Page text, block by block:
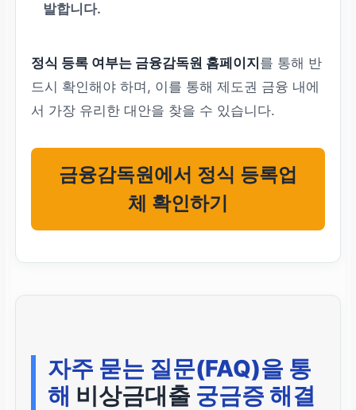
발합니다.
정식 등록 여부는 금융감독원 홈페이지 를 통해 반
드시 확인해야 하며, 이를 통해 제도권 금융 내에
서 가장 유리한 대안을 찾을 수 있습니다.
금융감독원에서 정식 등록업
체 확인하기
자주 묻는 질문(FAQ)을 통
해 비상금대출 궁금증 해결